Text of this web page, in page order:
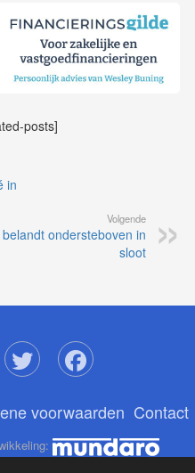
posts]
in
Volgende
ondersteboven in
sloot
voorwaarden Contact